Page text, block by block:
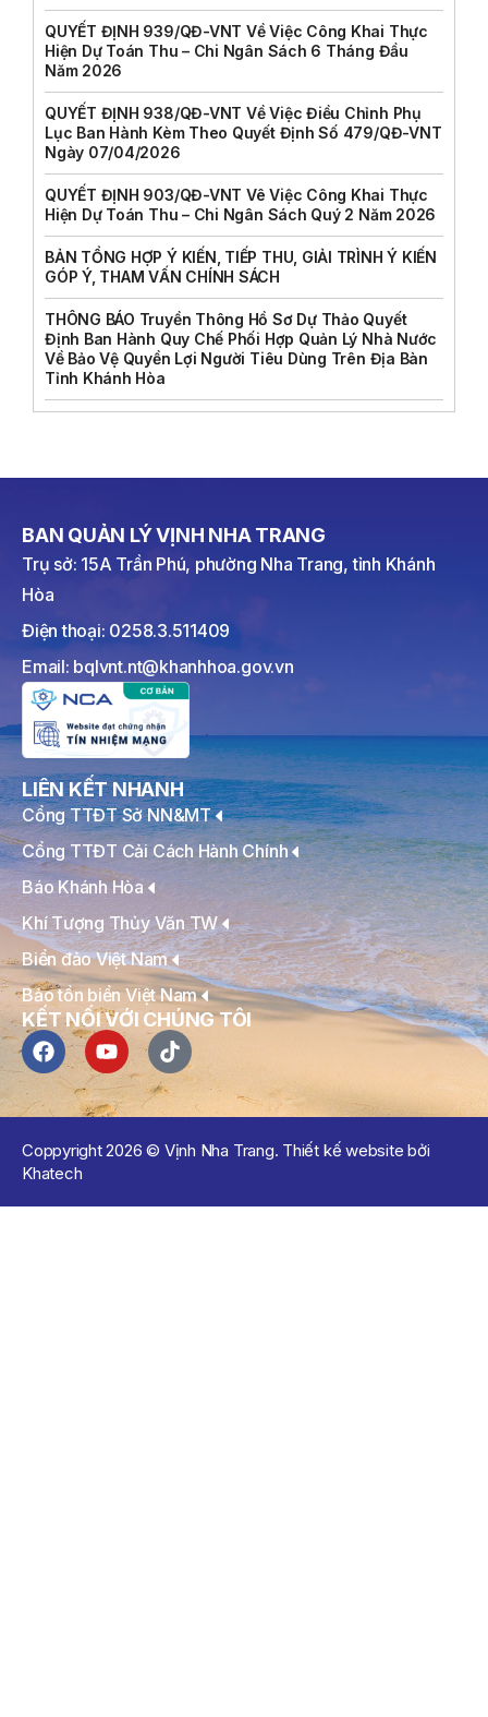
QUYẾT ĐỊNH 939/QĐ-VNT Về Việc Công Khai Thực
Hiện Dự Toán Thu – Chi Ngân Sách 6 Tháng Đầu
Năm 2026
QUYẾT ĐỊNH 938/QĐ-VNT Về Việc Điều Chỉnh Phụ
Lục Ban Hành Kèm Theo Quyết Định Số 479/QĐ-VNT
Ngày 07/04/2026
QUYẾT ĐỊNH 903/QĐ-VNT Vê Việc Công Khai Thực
Hiện Dự Toán Thu – Chi Ngân Sách Quý 2 Năm 2026
BẢN TỔNG HỢP Ý KIẾN, TIẾP THU, GIẢI TRÌNH Ý KIẾN
GÓP Ý, THAM VẤN CHÍNH SÁCH
THÔNG BÁO Truyền Thông Hồ Sơ Dự Thảo Quyết
Định Ban Hành Quy Chế Phối Hợp Quản Lý Nhà Nước
Về Bảo Vệ Quyền Lợi Người Tiêu Dùng Trên Địa Bàn
Tỉnh Khánh Hòa
BAN QUẢN LÝ VỊNH NHA TRANG
Trụ sở: 15A Trần Phú, phường Nha Trang, tỉnh Khánh
Hòa
Điện thoại: 0258.3.511409
Email: bqlvnt.nt@khanhhoa.gov.vn
LIÊN KẾT NHANH
Cổng TTĐT Sở NN&MT
Cổng TTĐT Cải Cách Hành Chính
Báo Khánh Hòa
Khí Tượng Thủy Văn TW
Biển đảo Việt Nam
Bảo tồn biển Việt Nam
KẾT NỐI VỚI CHÚNG TÔI
Coppyright 2026 © Vịnh Nha Trang. Thiết kế website bởi
Khatech